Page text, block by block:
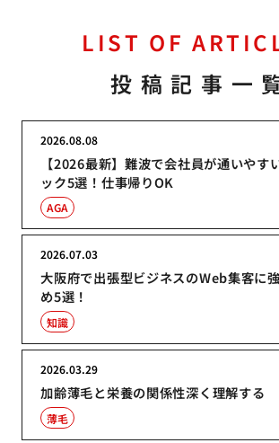
LIST OF
投稿記事一
【2026最新】難波で会社員が通いやす
ック5選！仕事帰りOK
2026.08.08
AGA
大阪府で出張型ビジネスのWeb集客に
め5選！
2026.07.03
知識
加齢薄毛と栄養の関係性深く理解する
2026.03.29
薄毛